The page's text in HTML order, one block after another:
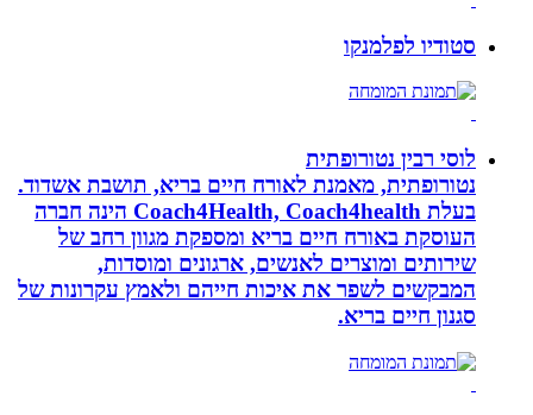
סטודיו לפלמנקו
לוסי רבין נטורופתית
נטורופתית, מאמנת לאורח חיים בריא, תושבת אשדוד.
בעלת Coach4Health, Coach4health הינה חברה
העוסקת באורח חיים בריא ומספקת מגוון רחב של
שירותים ומוצרים לאנשים, ארגונים ומוסדות,
המבקשים לשפר את איכות חייהם ולאמץ עקרונות של
סגנון חיים בריא.